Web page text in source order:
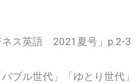
ス英語 2021夏号」p.2-3
ル世代」「ゆとり世代」